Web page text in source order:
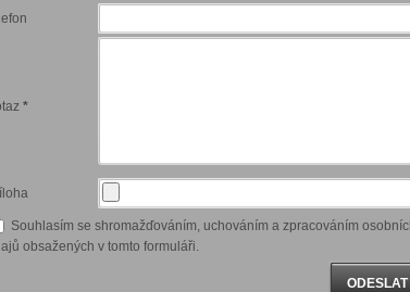
*
Souhlasím se shromažďováním, uchováním a zpracováním
obsažených v tomto formuláři.